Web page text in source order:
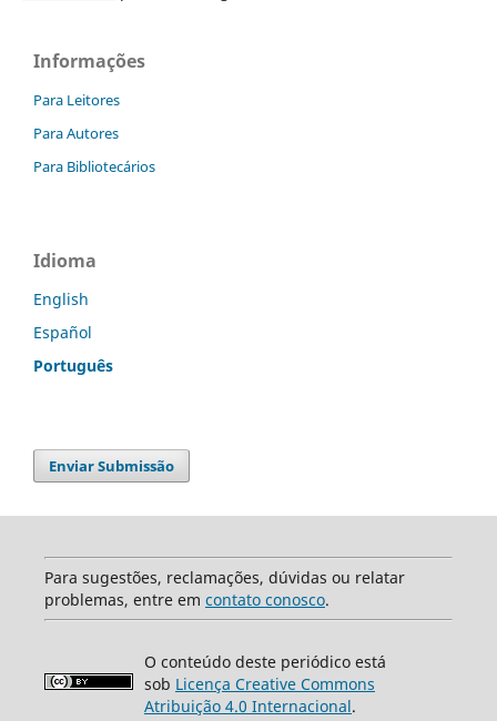
Informações
Para Leitores
Para Autores
Para Bibliotecários
Idioma
English
Español
Português
Enviar Submissão
Para sugestões, reclamações, dúvidas ou relatar
problemas, entre em contato conosco.
O conteúdo deste periódico está
sob Licença Creative Commons
Atribuição 4.0 Internacional.